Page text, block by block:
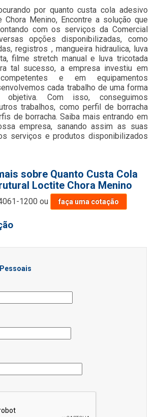
por quanto custa cola adesivo
Chora Menino, Encontre a solução que
com os serviços da Comercial
opções disponibilizadas, como
registros , mangueira hidraulica, luva
filme stretch manual e luva tricotada
tal sucesso, a empresa investiu em
e em equipamentos
cada trabalho de uma forma
objetiva. Com isso, conseguimos
trabalhos, como perfil de borracha
de borracha. Saiba mais entrando em
empresa, sanando assim as suas
serviços e produtos disponibilizados
sobre Quanto Custa Cola
Loctite Chora Menino
1200 ou faça uma cotação